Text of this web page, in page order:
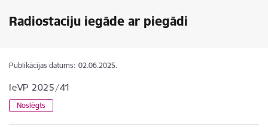
Radiostaciju iegāde ar piegādi
Publikācijas datums: 02.06.2025.
IeVP 2025/41
Noslēgts